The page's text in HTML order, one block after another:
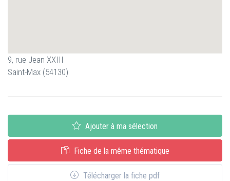
9, rue Jean XXIII
Saint-Max (54130)
Ajouter à ma sélection
Fiche de la même thématique
Télécharger la fiche pdf